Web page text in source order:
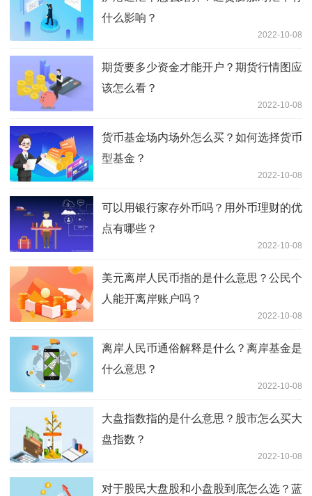
什么影响？
2022-10-08
期货要多少资金才能开户？期货行情图应
该怎么看？
2022-10-08
货币基金场内场外怎么买？如何选择货币
型基金？
2022-10-08
可以用银行家存外币吗？用外币理财的优
点有哪些？
2022-10-08
美元离岸人民币指的是什么意思？公民个
人能开离岸账户吗？
2022-10-08
离岸人民币通俗解释是什么？离岸基金是
什么意思？
2022-10-08
大盘指数指的是什么意思？股市怎么买大
盘指数？
2022-10-08
对于股民大盘股和小盘股到底怎么选？蓝